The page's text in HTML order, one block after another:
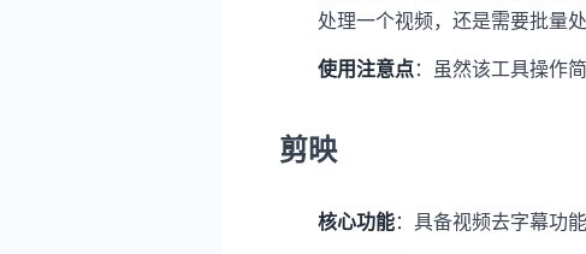
处理一个视频，还是需要批量
使用注意点：虽然该工具操作
剪映
核心功能：具备视频去字幕功